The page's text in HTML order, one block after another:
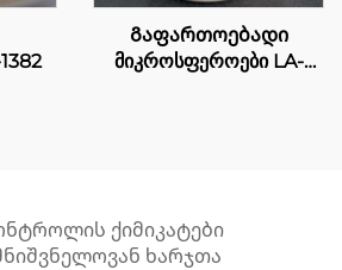
Გაფართოებადი
მიკროსფეროები LA-
ქიმიკატები
ხარჯთა